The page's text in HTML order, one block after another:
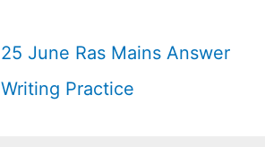
25 June Ras Mains Answer
Writing Practice